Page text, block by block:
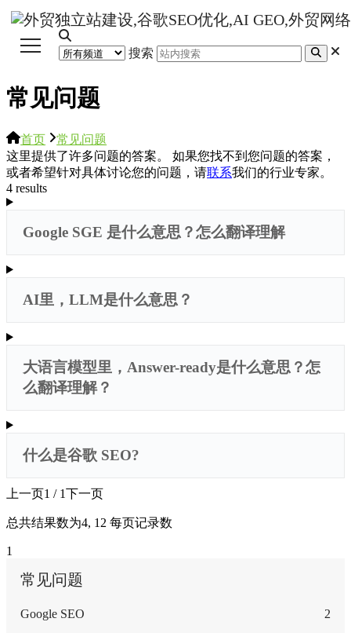
搜索
常见问题
首页
常见问题
这里提供了许多问题的答案。 如果您找不到您问题的答案，
或者希望针对具体讨论您的问题，请联系我们的行业专家。
4 results
Google SGE 是什么意思？怎么翻译理解
AI里，LLM是什么意思？
大语言模型里，Answer-ready是什么意思？怎
么翻译理解？
什么是谷歌 SEO?
上一页1 / 1下一页
总共结果数为4, 12 每页记录数
1
常见问题
Google SEO 2